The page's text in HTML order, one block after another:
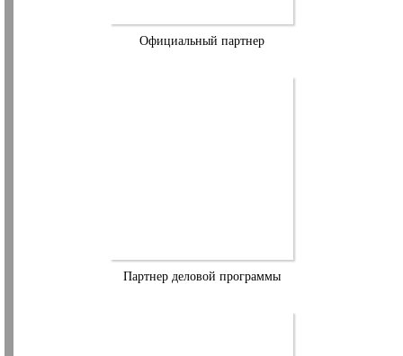
Официальный партнер
Партнер деловой программы